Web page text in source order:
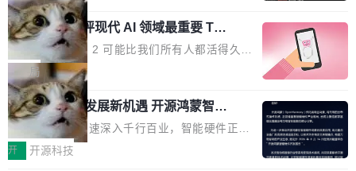
度宣传和欺诈。」 OpenAI 研究员 Keller Jorda
n 这条推文引发了广泛讨论。他不是在说风凉
话，他是说出了一个圈内人尽皆知但很少公开捅
破的事实。 Jordan 随后补充了一句软化声明：
「我不认为这些会议上大部分论文都在过度宣传
或造假。问题是，作为读者，如果你筛选出那些
看起来最令人兴奋的论文，那它们大部分都是过
度宣传的。」 这才是真正的痛点。不是所有论文
都有问题，是最吸引眼球的那批论文最有问题。
xAI 前工程师评现代 AI 领域最重要 Top
3 开源项目
Flash Attention 2 可能比我们所有人都活得久。
这句话不是来自某个技术博客，而是出自 Hieu
Pham 的一条推文。Hieu Pham 是谁？他是 xAI
的早期工程师之一，在 Grok 训练基础设施团队
工作过。近日他在 X 上发了一条帖子，列出了他
认为现代 AI 领域最重要的三个开源项目。 第一
个名字毫无悬念：Flash Attention 2。 Hieu 的
局
共商智能硬件发展新机遇 开源鸿蒙智能
硬件开发者日杭州站即将举行
随着万物智联加速深入千行百业，智能硬件正从
单点设备迈向智能化、网联化、协同化发展。作
开 开源科技